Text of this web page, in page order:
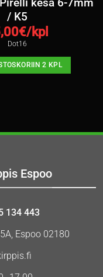
kesä 6-7mm
/ K5
€/kpl
Dot16
2 KPL
Espoo
134 443
Espoo 02180